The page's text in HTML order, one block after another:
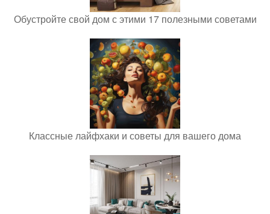
Обустройте свой дом с этими 17 полезными советами
Классные лайфхаки и советы для вашего дома